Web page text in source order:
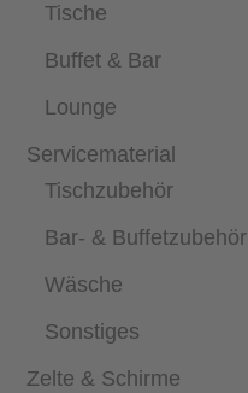
Tische
Buffet & Bar
Lounge
Servicematerial
Tischzubehör
Bar- & Buffetzubehör
Wäsche
Sonstiges
Zelte & Schirme